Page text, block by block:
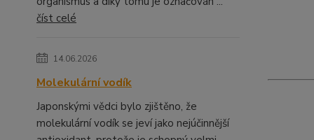
číst celé
14.06.2026
Molekulární vodík
Japonskými vědci bylo zjištěno, že
molekulární vodík se jeví jako nejúčinnější